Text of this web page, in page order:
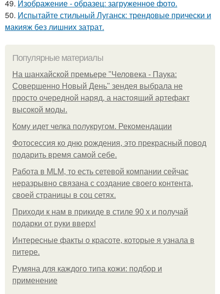
49. Изображение - образец: загруженное фото.
50. Испытайте стильный Луганск: трендовые прически и
макияж без лишних затрат.
Популярные материалы
На шанхайской премьере "Человека - Паука:
Совершенно Новый День" зендея выбрала не
просто очередной наряд, а настоящий артефакт
высокой моды.
Кому идет челка полукругом. Рекомендации
Фотосессия ко дню рождения, это прекрасный повод
подарить время самой себе.
Работа в MLM, то есть сетевой компании сейчас
неразрывно связана с создание своего контента,
своей страницы в соц сетях.
Приходи к нам в прикиде в стиле 90 х и получай
подарки от руки вверх!
Интересные факты о красоте, которые я узнала в
питере.
Румяна для каждого типа кожи: подбор и
применение